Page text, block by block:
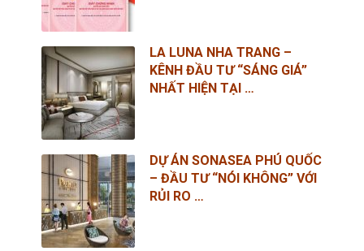
LA LUNA NHA TRANG –
KÊNH ĐẦU TƯ “SÁNG GIÁ”
NHẤT HIỆN TẠI …
DỰ ÁN SONASEA PHÚ QUỐC
– ĐẦU TƯ “NÓI KHÔNG” VỚI
RỦI RO …